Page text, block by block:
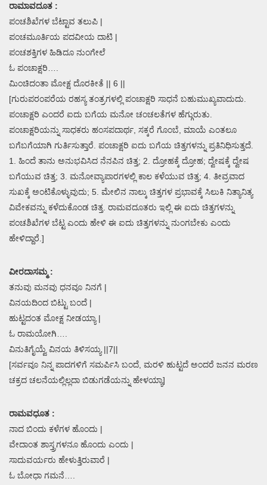
ರಾಮಾವದೂತ :
ಪಂಚಶಿಖೆಗಳ ಬೆಟ್ಟಾವ ತಲುಪಿ |
ಪಂಚಮೂರ್ತಿಯ ಪದವೀಯ ದಾಟಿ |
ಪಂಚಶಕ್ತಿಗಳ ಹಿಡಿದೂ ನುಂಗೇಲೆ
ಓ ಪಂಚಾಕ್ಷರಿ….
ಮಿಂಚಿದಂತಾ ಮೋಕ್ಷ ದೊರಕೀತೆ || 6 ||
[ಗುರುಪರಂಪರೆಯ ರಹಸ್ಯ ತಂತ್ರಗಳಲ್ಲಿ ಪಂಚಾಕ್ಷರಿ ಸಾಧನೆ ಬಹುಮುಖ್ಯವಾದುದು.
ಪಂಚಾಕ್ಷರಿ ಎಂದರೆ ಐದು ಬಗೆಯ ಮನೋ ಚಂಚಲತೆಗಳ ಹೆಗ್ಗುರುತು.
ಪಂಚಾಕ್ಷರಿಯನ್ನು ಸಾಧಕರು ಹಂಸಪದಾರ್ಥ, ಸಕ್ಕರೆ ಗೊಂಬೆ, ಮಾಯೆ ಎಂತಲೂ
ಬಗೆಬಗೆಯಾಗಿ ಗುರ್ತಿಸುತ್ತಾರೆ. ಪಂಚಾಕ್ಷರಿ ಐದು ಬಗೆಯ ಚಿತ್ತಗಳನ್ನು ಪ್ರತಿನಿಧಿಸುತ್ತದೆ.
1. ಹಿಂದೆ ತಾನು ಅನುಭವಿಸಿದ ನೆನಪಿನ ಚಿತ್ತ; 2. ದ್ರೋಹಕ್ಕೆ ದ್ರೋಹ; ದ್ವೇಷಕ್ಕೆ ದ್ವೇಷ
ಬಗೆಯುವ ಚಿತ್ತ; 3. ಮನೋವ್ಯಾಪಾರಗಳಲ್ಲಿ ಕಾಲ ಕಳೆಯುವ ಚಿತ್ತ; 4. ತೀವ್ರವಾದ
ಸುಖಕ್ಕೆ ಅಂಟಿಕೊಳ್ಳುವುದು; 5. ಮೇಲಿನ ನಾಲ್ಕು ಚಿತ್ತಗಳ ಪ್ರಭಾವಕ್ಕೆ ಸಿಲುಕಿ ನಿತ್ಯಾನಿತ್ಯ
ವಿವೇಕವನ್ನು ಕಳೆದುಕೊಂಡ ಚಿತ್ತ. ರಾಮವದೂತರು ಇಲ್ಲಿ ಈ ಐದು ಚಿತ್ತಗಳನ್ನು
ಪಂಚಶಿಖೆಗಳ ಬೆಟ್ಟ ಎಂದು ಹೇಳಿ ಈ ಐದು ಚಿತ್ತಗಳನ್ನು ನುಂಗಬೇಕು ಎಂದು
ಹೇಳಿದ್ದಾರೆ.]
ವೀರದಾಸಮ್ಮ :
ತನುವು ಮನವು ಧನವೂ ನಿನಗೆ |
ವಿನಯದಿಂದ ಬಿಟ್ಟು ಬಂದೆ |
ಹುಟ್ಟದಂತ ಮೋಕ್ಷ ನೀಡಯ್ಯಾ |
ಓ ರಾಮಯೋಗಿ….
ವಿನುತಿಗೈಯ್ವೆ ವಿನಯ ತಿಳಿಸಯ್ಯ ||7||
[ಸರ್ವವೂ ನಿನ್ನ ಪಾದಗಳಿಗೆ ಸಮರ್ಪಿಸಿ ಬಂದೆ, ಮರಳಿ ಹುಟ್ಟದೆ ಅಂದರೆ ಜನನ ಮರಣ
ಚಕ್ರದ ಚಲನೆಯಲ್ಲಿಲ್ಲದಾ ಬಿಡುಗಡೆಯನ್ನು ಹೇಳಯ್ಯಾ]
ರಾಮವಧೂತ :
ನಾದ ಬಿಂದು ಕಳೆಗಳ ಹೊಂದು |
ವೇದಾಂತ ಶಾಸ್ತ್ರಗಳನೂ ಹೊಂದು ಎಂದು |
ಸಾದುವರ್ಯರು ಹೇಳುತ್ತಿರುವಾರೆ |
ಓ ಬೋಧಾ ಗಮನೆ….